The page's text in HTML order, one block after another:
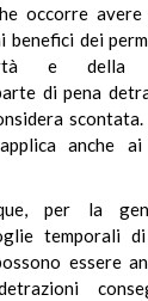
occorre
benefici dei
e della
di pena
anche ai
per la
temporali
essere